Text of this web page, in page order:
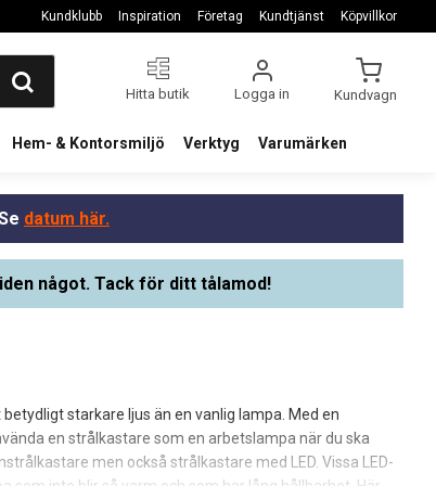
Kundklubb Inspiration Företag Kundtjänst Köpvillkor
Hitta butik Logga in Kundvagn
Hem- & Kontorsmiljö Verktyg Varumärken
datum här.
något. Tack för ditt tålamod!
starkare ljus än en vanlig lampa. Med en
en strålkastare som en arbetslampa när du ska
men också strålkastare med LED. Vissa LED-